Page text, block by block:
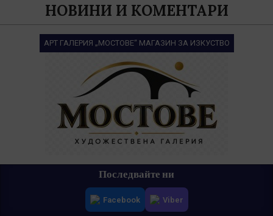
НОВИНИ И КОМЕНТАРИ
АРТ ГАЛЕРИЯ „МОСТОВЕ“ МАГАЗИН ЗА ИЗКУСТВО
Последвайте ни
Facebook Viber